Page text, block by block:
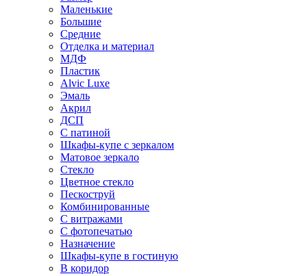
Маленькие
Большие
Средние
Отделка и материал
МДФ
Пластик
Alvic Luxe
Эмаль
Акрил
ДСП
С патиной
Шкафы-купе с зеркалом
Матовое зеркало
Стекло
Цветное стекло
Пескоструй
Комбинированные
С витражами
С фотопечатью
Назначение
Шкафы-купе в гостиную
В коридор